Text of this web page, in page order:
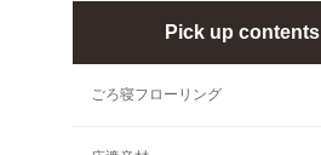
Pick up contents
ごろ寝フローリング